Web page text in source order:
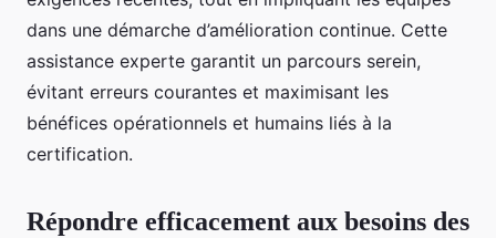
dans une démarche d’amélioration continue. Cette
assistance experte garantit un parcours serein,
évitant erreurs courantes et maximisant les
bénéfices opérationnels et humains liés à la
certification.
Répondre efficacement aux besoins des